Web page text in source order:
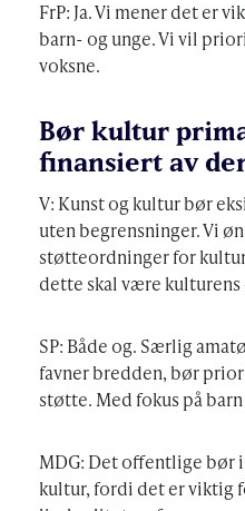
FrP: Ja. Vi mener det er
barn- og unge. Vi vil
voksne.
Bør kultur
finansiert av
V: Kunst og kultur bør
uten begrensninger. Vi
støtteordninger for
dette skal være
SP: Både og. Særlig
favner bredden, bør
støtte. Med fokus på
MDG: Det offentlige bør
kultur, fordi det er viktig